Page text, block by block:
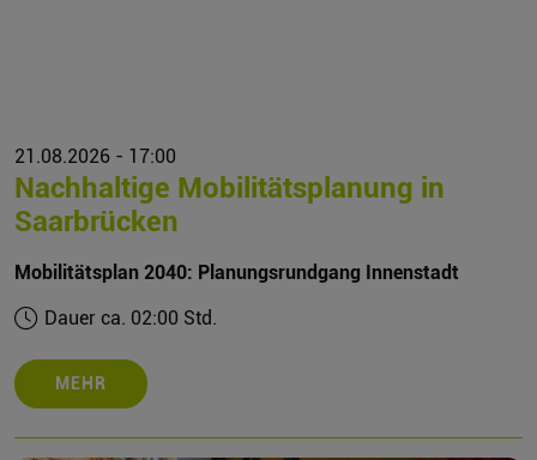
21.08.2026 - 17:00
Nachhaltige Mobilitätsplanung in
Saarbrücken
Mobilitätsplan 2040: Planungsrundgang Innenstadt
Dauer ca. 02:00 Std.
MEHR